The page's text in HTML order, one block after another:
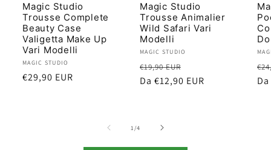
Magic Studio
Trousse Complete
Beauty Case
Valigetta Make Up
Vari Modelli
Produttore:
MAGIC STUDIO
Prezzo
€29,90 EUR
Magic Studio
Trousse Animalier
Wild Safari Vari
Modelli
Produttore:
MAGIC STUDIO
Prezzo
di
€19,90 EUR
scontato
Da €12,90 EUR
di
1/su
4